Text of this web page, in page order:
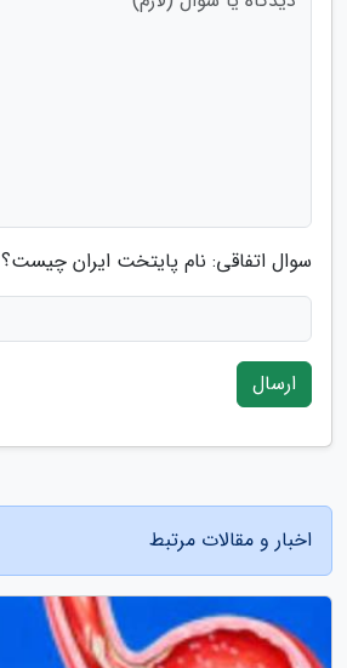
سوال اتفاقی: نام پایتخت ایران چیست؟
ارسال
اخبار و مقالات مرتبط